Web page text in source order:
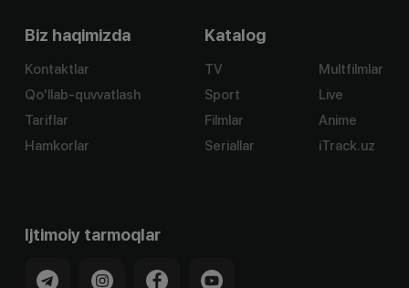
Biz haqimizda
Kontaktlar
Qo'llab-quvvatlash
Tariflar
Hamkorlar
Katalog
TV
Sport
Filmlar
Seriallar
Multfilmlar
Live
Anime
iTrack.uz
Ijtimoiy tarmoqlar